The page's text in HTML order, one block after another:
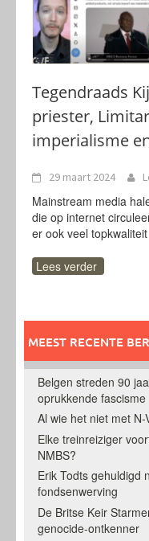
Tegendraads
priester,
imperialisme
29 maart 2024
Mainstream media
die op internet
er ook veel topkwaliteit
Lees verder
MEEST RECENTE
Belgen streden 90
oprukkende fascisme
Al wie het niet met N-
Elke treinreiziger
NMBS?
Erik Todts gehuldigd
fondsenwerving
De Britse Keir
genocide-ontkenner